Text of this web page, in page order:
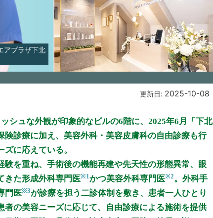
アプラザ下北
更新日: 2025-10-08
シュな外観が印象的なビルの6階に、2025年6月「下北
診療に加え、美容外科・美容皮膚科の自由診療も行
に応えている。
を重ね、手術後の機能再建や先天性の形態異常、眼
きた形成外科専門医※1かつ美容外科専門医※2。外科手
門医※3が診療を担う二診体制を敷き、患者一人ひとり
の美容ニーズに応じて、自由診療による施術を提供